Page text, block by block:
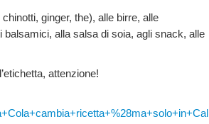
ginger, the), alle birre, alle
alla salsa di soia, agli snack, alle
attenzione!